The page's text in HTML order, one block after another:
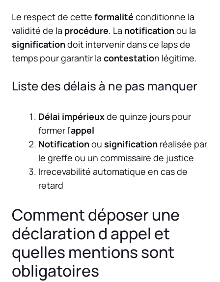
Le respect de cette formalité conditionne la
validité de la procédure. La notificationou la
significationdoit intervenir dans ce laps de
temps pour garantir la contestation légitime.
Liste des délais à ne pas manquer
Délai impérieuxde quinze jours pour
former l’appel
Notificationou signification réalisée par
le greffe ou un commissaire de justice
Irrecevabilité automatique en cas de
retard
Comment déposer une
déclaration d appel et
quelles mentions sont
obligatoires